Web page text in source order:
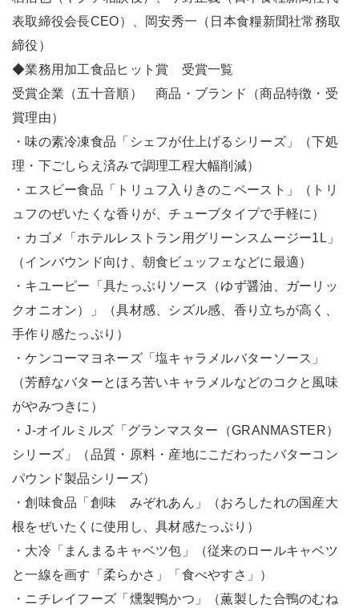
表取締役会長CEO）、岡安秀一（日本食糧新聞社常務取
締役）
◆業務用加工食品ヒット賞 受賞一覧
受賞企業（五十音順） 商品・ブランド（商品特徴・受
賞理由）
・味の素冷凍食品「シェフが仕上げるシリーズ」（下処
理・下ごしらえ済みで調理工程大幅削減）
・エスビー食品「トリュフ入りきのこペースト」（トリ
ュフのぜいたくな香りが、チューブタイプで手軽に）
・カゴメ「ホテルレストラン用グリーンスムージー1L」
（インバウンド向け、朝食ビュッフェなどに最適）
・キユーピー「具たっぷりソース（ゆず醤油、ガーリッ
クオニオン）」（具材感、シズル感、香り立ちが高く、
手作り感たっぷり）
・ケンコーマヨネーズ「塩キャラメルバターソース」
（芳醇なバターとほろ苦いキャラメルなどのコクと風味
がやみつきに）
・J-オイルミルズ「グランマスター（GRANMASTER）
シリーズ」（品質・原料・産地にこだわったバターコン
パウンド製品シリーズ）
・創味食品「創味 みぞれあん」（おろしたれの国産大
根をぜいたくに使用し、具材感たっぷり）
・大冷「まんまるキャベツ包」（従来のロールキャベツ
と一線を画す「柔らかさ」「食べやすさ」）
・ニチレイフーズ「燻製鴨かつ」（薫製した合鴨のむね